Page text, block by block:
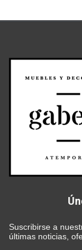
Suscribirse a
últimas noticias,